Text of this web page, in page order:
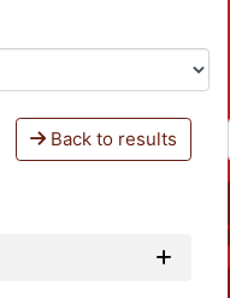
Back to results